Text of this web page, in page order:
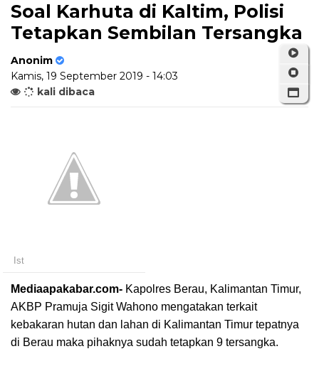
Soal Karhuta di Kaltim, Polisi
Tetapkan Sembilan Tersangka
Anonim
Kamis, 19 September 2019 - 14:03
kali dibaca
Ist
Mediaapakabar.com- Kapolres Berau, Kalimantan Timur,
AKBP Pramuja Sigit Wahono mengatakan terkait
kebakaran hutan dan lahan di Kalimantan Timur tepatnya
di Berau maka pihaknya sudah tetapkan 9 tersangka.